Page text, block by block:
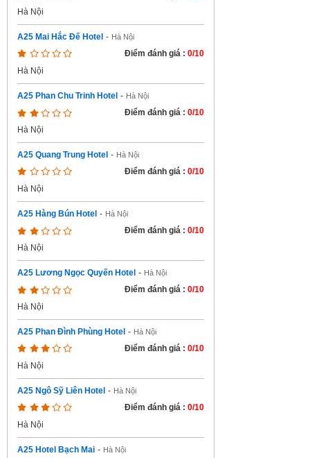
Hà Nội
A25 Mai Hắc Đế Hotel - Hà Nội
Điểm đánh giá : 0/10
Hà Nội
A25 Phan Chu Trinh Hotel - Hà Nội
Điểm đánh giá : 0/10
Hà Nội
A25 Quang Trung Hotel - Hà Nội
Điểm đánh giá : 0/10
Hà Nội
A25 Hàng Bún Hotel - Hà Nội
Điểm đánh giá : 0/10
Hà Nội
A25 Lương Ngọc Quyến Hotel - Hà Nội
Điểm đánh giá : 0/10
Hà Nội
A25 Phan Đình Phùng Hotel - Hà Nội
Điểm đánh giá : 0/10
Hà Nội
A25 Ngô Sỹ Liên Hotel - Hà Nội
Điểm đánh giá : 0/10
Hà Nội
A25 Hotel Bạch Mai - Hà Nội